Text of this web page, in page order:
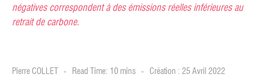
négatives correspondent à des émissions réelles inférieures au
retrait de carbone.
Pierre COLLET Read Time: 10 mins Création : 25 Avril 2022